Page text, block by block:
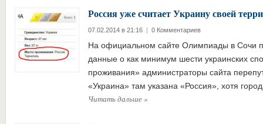
Россия уже считает Украину своей
07.02.2014 в 21:16 | 0 Комментариев
На официальном сайте Олимпиады в Сочи
данные о как минимум шести украинских
проживания» администраторы сайта
«Украина» там указана «Россия», хотя
Читать дальше»